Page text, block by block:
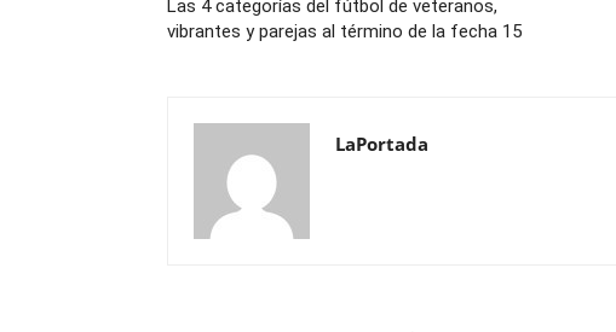
Las 4 categorías del fútbol de veteranos,
vibrantes y parejas al término de la fecha 15
LaPortada